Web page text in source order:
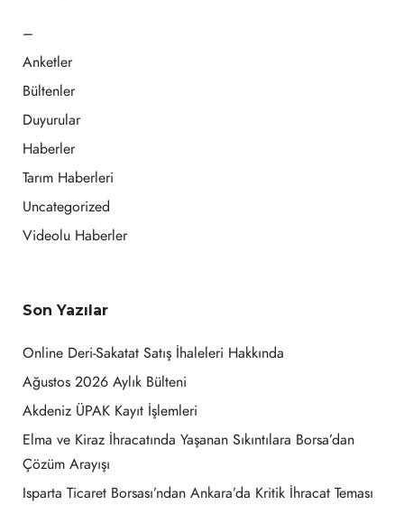
–
Anketler
Bültenler
Duyurular
Haberler
Tarım Haberleri
Uncategorized
Videolu Haberler
Son Yazılar
Online Deri-Sakatat Satış İhaleleri Hakkında
Ağustos 2026 Aylık Bülteni
Akdeniz ÜPAK Kayıt İşlemleri
Elma ve Kiraz İhracatında Yaşanan Sıkıntılara Borsa’dan
Çözüm Arayışı
Isparta Ticaret Borsası’ndan Ankara’da Kritik İhracat Teması